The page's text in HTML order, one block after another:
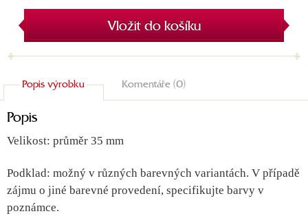
Vložit do košíku
Popis výrobku Komentáře (0)
Popis
Velikost: průměr 35 mm
Podklad: možný v různých barevných variantách. V případě
zájmu o jiné barevné provedení, specifikujte barvy v
poznámce.